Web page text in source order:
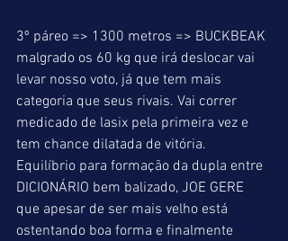
3º páreo => 1300 metros => BUCKBEAK
malgrado os 60 kg que irá deslocar vai
levar nosso voto, já que tem mais
categoria que seus rivais. Vai correr
medicado de lasix pela primeira vez e
tem chance dilatada de vitória.
Equilíbrio para formação da dupla entre
DICIONÁRIO bem balizado, JOE GERE
que apesar de ser mais velho está
ostentando boa forma e finalmente